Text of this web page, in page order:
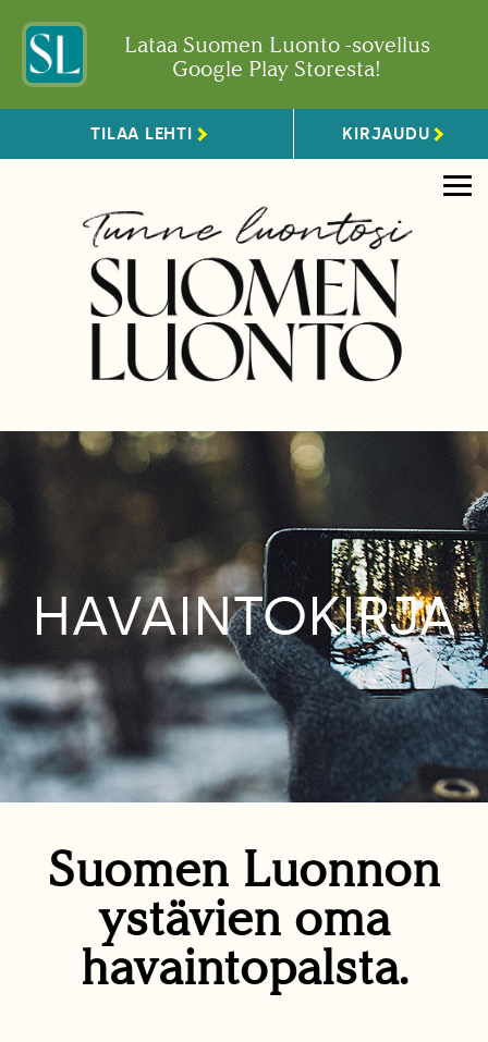
Lataa Suomen Luonto -sovellus
Google Play Storesta!
TILAA LEHTI KIRJAUDU
HAVAINTOKIRJA
Suomen Luonnon
ystävien oma
havaintopalsta.